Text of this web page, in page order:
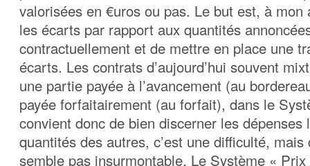
valorisées en €uros ou pas. Le but est, à mon
les écarts par rapport aux quantités
contractuellement et de mettre en place une
écarts. Les contrats d’aujourd’hui souvent
une partie payée à l’avancement (au
payée forfaitairement (au forfait), dans le
convient donc de bien discerner les dépenses
quantités des autres, c’est une difficulté, mais
semble pas insurmontable. Le Système «